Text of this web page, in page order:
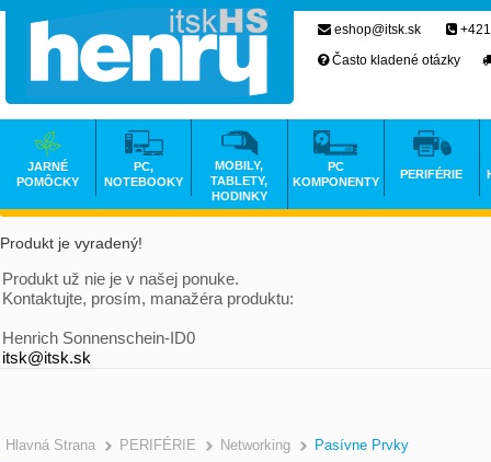
Produkt je vyradený!
Produkt už nie je v našej ponuke.
Kontaktujte, prosím, manažéra produktu:
Henrich Sonnenschein-ID0
itsk@itsk.sk
Hlavná Strana PERIFÉRIE Networking Pasívne Prvky
eshop@itsk.sk
Často kladené otázky
JARNÉ
POMÔCKY
PC,
NOTEBOOKY
MOBILY,
TABLETY,
HODINKY
PC
KOMPONENTY
PERIFÉRIE